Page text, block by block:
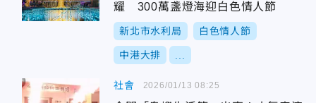
耀 300萬盞燈海迎白色情人節
新北市水利局 白色情人節
中港大排
社會 2026/01/13 08:25